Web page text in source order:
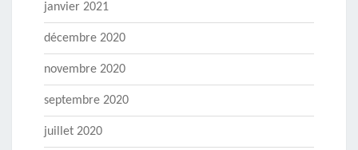
janvier 2021
décembre 2020
novembre 2020
septembre 2020
juillet 2020